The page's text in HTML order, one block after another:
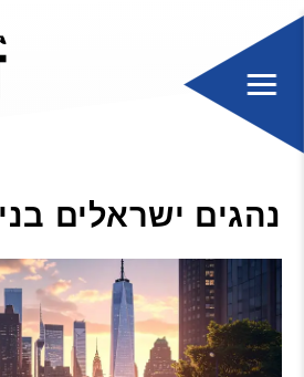
נהגים ישראלים